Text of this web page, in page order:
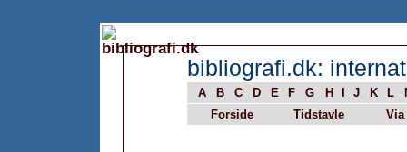
bibliografi.dk:
A B C D E F G H J K L
Forside
Tidstavle Via